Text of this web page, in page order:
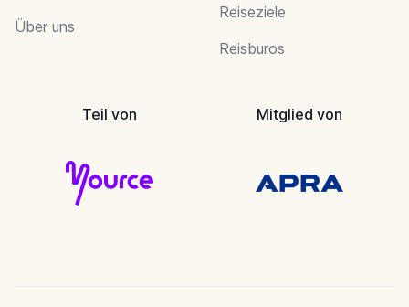
Über uns
Reiseziele
Reisburos
Teil von Mitglied von